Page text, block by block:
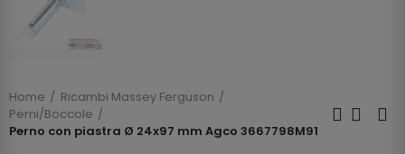
Home
Ricambi Massey Ferguson
Perni/Boccole
Perno con piastra Ø 24x97 mm Agco 3667798M91